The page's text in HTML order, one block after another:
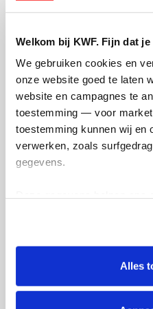
Welkom bij KWF. Fijn dat
We gebruiken cookies en
onze website goed te laten
website en campagnes te
toestemming — voor
toestemming kunnen wij en
verwerken, zoals
gegevens.
tonen. Je kunt je
intrekken via Cookie
lijst met cookies is te vinden
Alles
trainen doen we
mooier om als team
voor een goed doel.
20 maart 2022 doen
workingtest om
KWF